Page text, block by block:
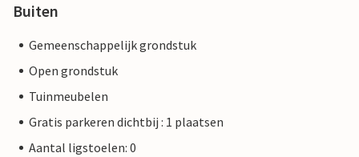
Buiten
Gemeenschappelijk grondstuk
Open grondstuk
Tuinmeubelen
Gratis parkeren dichtbij : 1 plaatsen
Aantal ligstoelen: 0